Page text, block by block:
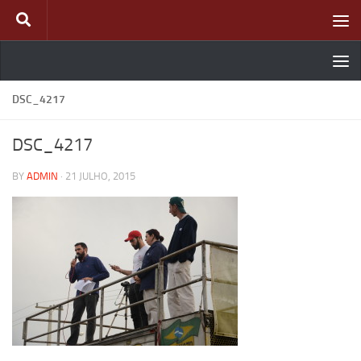
Skip to content
DSC_4217
DSC_4217
BY ADMIN · 21 JULHO, 2015